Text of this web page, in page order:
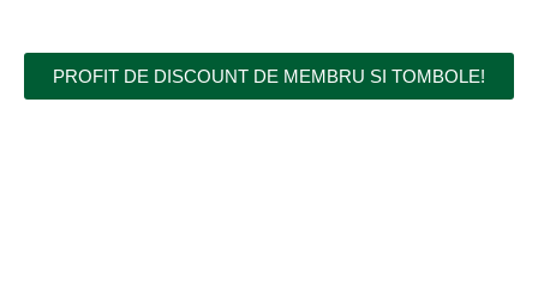
PROFIT DE DISCOUNT DE MEMBRU SI TOMBOLE!